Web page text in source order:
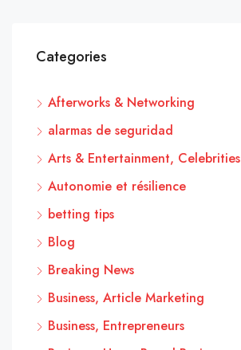
Categories
Afterworks & Networking
alarmas de seguridad
Arts & Entertainment, Celebrities
Autonomie et résilience
betting tips
Blog
Breaking News
Business, Article Marketing
Business, Entrepreneurs